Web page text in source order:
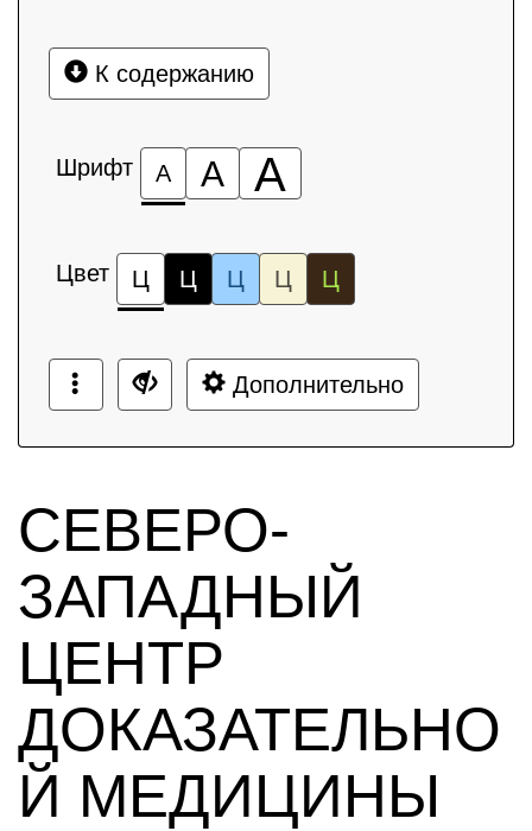
К содержанию
Шрифт А А А
Цвет Ц Ц Ц Ц Ц
Дополнительно
СЕВЕРО-
ЗАПАДНЫЙ
ЦЕНТР
ДОКАЗАТЕЛЬНО
Й МЕДИЦИНЫ